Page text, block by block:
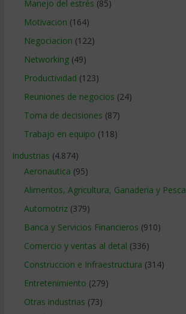
Manejo del estrés (85)
Motivacion (164)
Negociacion (122)
Networking(49)
Productividad (123)
Reuniones de negocios (24)
Toma de decisiones (87)
Trabajo en equipo (118)
Industrias (4.874)
Aeronautica (95)
Alimentos, Agricultura, Ganaderia y Pesca
Automotriz(379)
Banca y Servicios Financieros (910)
Comercio y ventas al detal (336)
Construccion e Infraestructura (314)
Entretenimiento (279)
Otras industrias (73)